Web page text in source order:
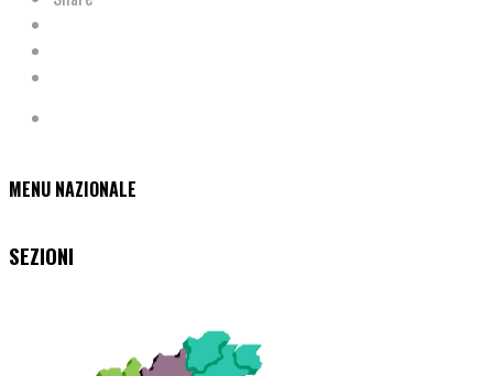
MENU NAZIONALE
SEZIONI